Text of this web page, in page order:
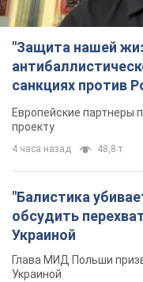
"Защита нашей
санкциях против
Видео
Европейские партнеры
проекту
4 часа назад 48,8 т.
"Балистика
обсудить
Украиной
Глава МИД Польши
Украиной